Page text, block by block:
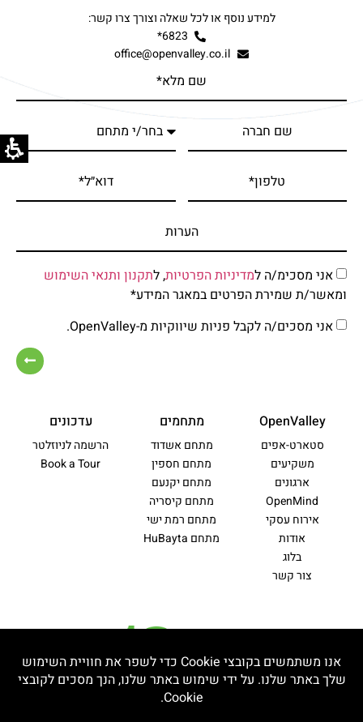
למידע נוסף או לכל שאלה וצורך צרו קשר:
6823*
office@openvalley.co.il
אני מסכימ/ה למדיניות הפרטיות, לתקנון ותנאי השימוש
ומאשר/ת שמירת הפרטים במאגר המידע*
אני מסכים/ה לקבל פניות שיווקיות מ-OpenValley.
OpenValley
סטארט-אפים
משקיעים
ארגונים
OpenMind
אירוח עסקי
אודות
בלוג
צור קשר
מתחמים
מתחם אשדוד
מתחם חספין
מתחם יקנעם
מתחם קיסריה
מתחם רמת ישי
מתחם HuBayta
עדכונים
הרשמה לניוזלטר
Book a Tour